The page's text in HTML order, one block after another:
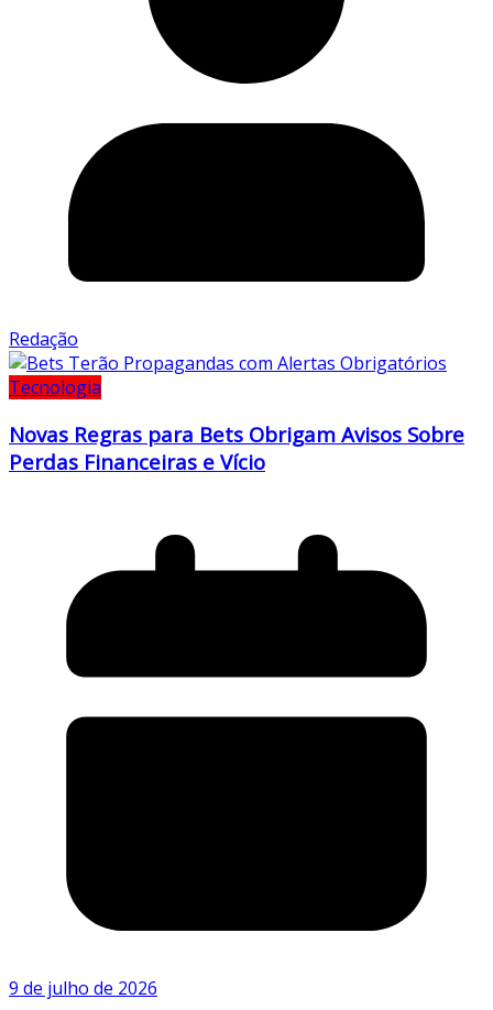
Redação
Tecnologia
Novas Regras para Bets Obrigam Avisos Sobre
Perdas Financeiras e Vício
9 de julho de 2026